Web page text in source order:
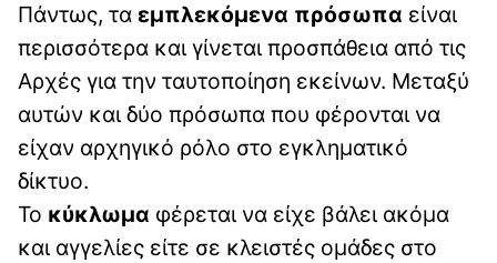
Πάντως, τα εμπλεκόμενα πρόσωπα είναι
περισσότερα και γίνεται προσπάθεια από τις
Αρχές για την ταυτοποίηση εκείνων. Μεταξύ
αυτών και δύο πρόσωπα που φέρονται να
είχαν αρχηγικό ρόλο στο εγκληματικό
δίκτυο.
Το κύκλωμα φέρεται να είχε βάλει ακόμα
και αγγελίες είτε σε κλειστές ομάδες στο